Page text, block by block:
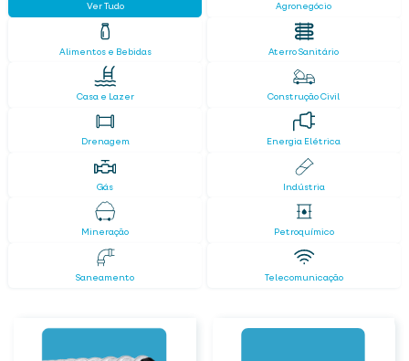
Ver Tudo Agronegócio
Alimentos e Bebidas Aterro Sanitário
Casa e Lazer Construção Civil
Drenagem Energia Elétrica
Gás Indústria
Mineração Petroquímico
Saneamento Telecomunicação